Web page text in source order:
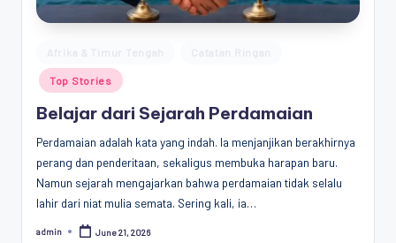
in
Top Stories
Belajar dari Sejarah Perdamaian
Perdamaian adalah kata yang indah. Ia menjanjikan berakhirnya
perang dan penderitaan, sekaligus membuka harapan baru.
Namun sejarah mengajarkan bahwa perdamaian tidak selalu
lahir dari niat mulia semata. Sering kali, ia…
Posted
admin June 21, 2026